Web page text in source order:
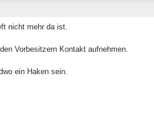
nicht mehr da ist.
Vorbesitzern Kontakt aufnehmen.
ein Haken sein.